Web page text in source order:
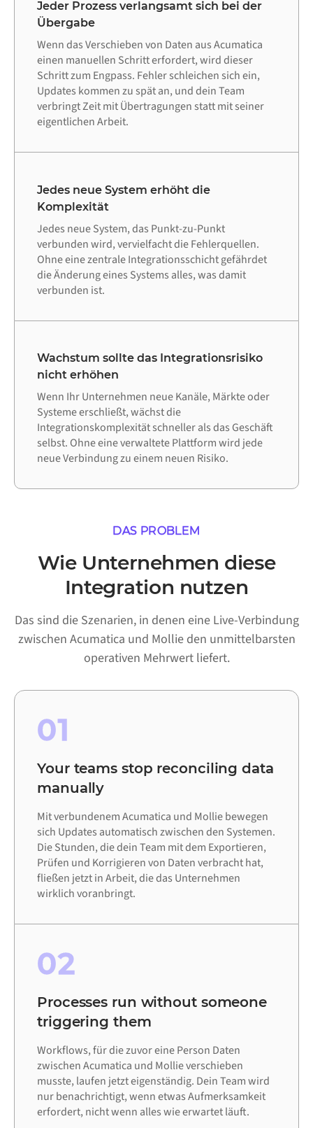
Jeder Prozess verlangsamt sich bei der
Übergabe
Wenn das Verschieben von Daten aus Acumatica
einen manuellen Schritt erfordert, wird dieser
Schritt zum Engpass. Fehler schleichen sich ein,
Updates kommen zu spät an, und dein Team
verbringt Zeit mit Übertragungen statt mit seiner
eigentlichen Arbeit.
Jedes neue System erhöht die
Komplexität
Jedes neue System, das Punkt-zu-Punkt
verbunden wird, vervielfacht die Fehlerquellen.
Ohne eine zentrale Integrationsschicht gefährdet
die Änderung eines Systems alles, was damit
verbunden ist.
Wachstum sollte das Integrationsrisiko
nicht erhöhen
Wenn Ihr Unternehmen neue Kanäle, Märkte oder
Systeme erschließt, wächst die
Integrationskomplexität schneller als das Geschäft
selbst. Ohne eine verwaltete Plattform wird jede
neue Verbindung zu einem neuen Risiko.
DAS PROBLEM
Wie Unternehmen diese
Integration nutzen
Das sind die Szenarien, in denen eine Live-Verbindung
zwischen Acumatica und Mollie den unmittelbarsten
operativen Mehrwert liefert.
01
Your teams stop reconciling data
manually
Mit verbundenem Acumatica und Mollie bewegen
sich Updates automatisch zwischen den Systemen.
Die Stunden, die dein Team mit dem Exportieren,
Prüfen und Korrigieren von Daten verbracht hat,
fließen jetzt in Arbeit, die das Unternehmen
wirklich voranbringt.
02
Processes run without someone
triggering them
Workflows, für die zuvor eine Person Daten
zwischen Acumatica und Mollie verschieben
musste, laufen jetzt eigenständig. Dein Team wird
nur benachrichtigt, wenn etwas Aufmerksamkeit
erfordert, nicht wenn alles wie erwartet läuft.